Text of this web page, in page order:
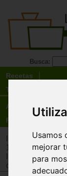
Usamos
mejorar
para
Busca:
Recetas
Tienda
Actualidad
Registro
>Tienda>
12 años
>Tienda>
científicos